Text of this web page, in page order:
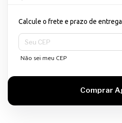
Calcule o frete e prazo de entrega
Entregas para o CEP:
Não sei meu CEP